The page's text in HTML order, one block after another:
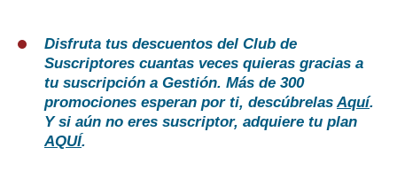
Disfruta tus descuentos del Club de
Suscriptores cuantas veces quieras gracias a
tu suscripción a Gestión. Más de 300
promociones esperan por ti, descúbrelasAquí.
Y si aún no eres suscriptor, adquiere tu plan
AQUÍ.